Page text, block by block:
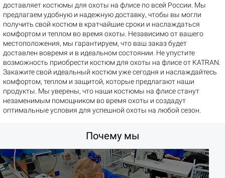
доставляет костюмы для охоты на флисе по всей России. Мы
предлагаем удобную и надежную доставку, чтобы вы могли
получить свой костюм в кратчайшие сроки и наслаждаться
комфортом и теплом во время охоты. Независимо от вашего
местоположения, мы гарантируем, что ваш заказ будет
доставлен вовремя и в идеальном состоянии. Не упустите
возможность приобрести костюм для охоты на флисе от KATRAN.
Закажите свой идеальный костюм уже сегодня и наслаждайтесь
комфортом, теплом и защитой, которые предлагают наши
продукты. Мы уверены, что наши костюмы на флисе станут
незаменимым помощником во время охоты и создадут
оптимальные условия для успешной охоты на любой сезон.
Почему мы